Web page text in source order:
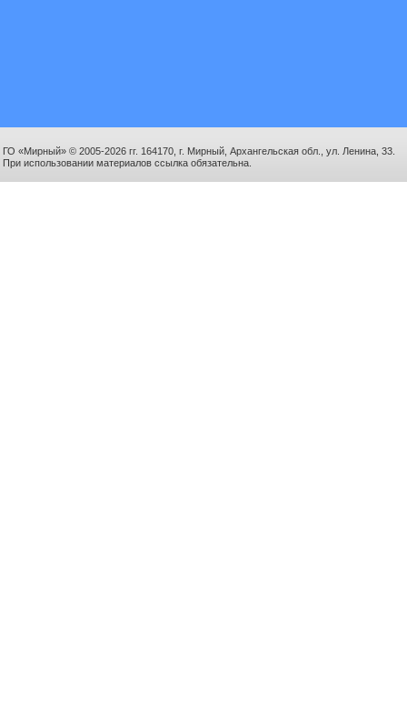
ГО «Мирный» © 2005-2026 гг. 164170, г. Мирный, Архангельская обл., ул. Ленина, 33.
При использовании материалов ссылка обязательна.